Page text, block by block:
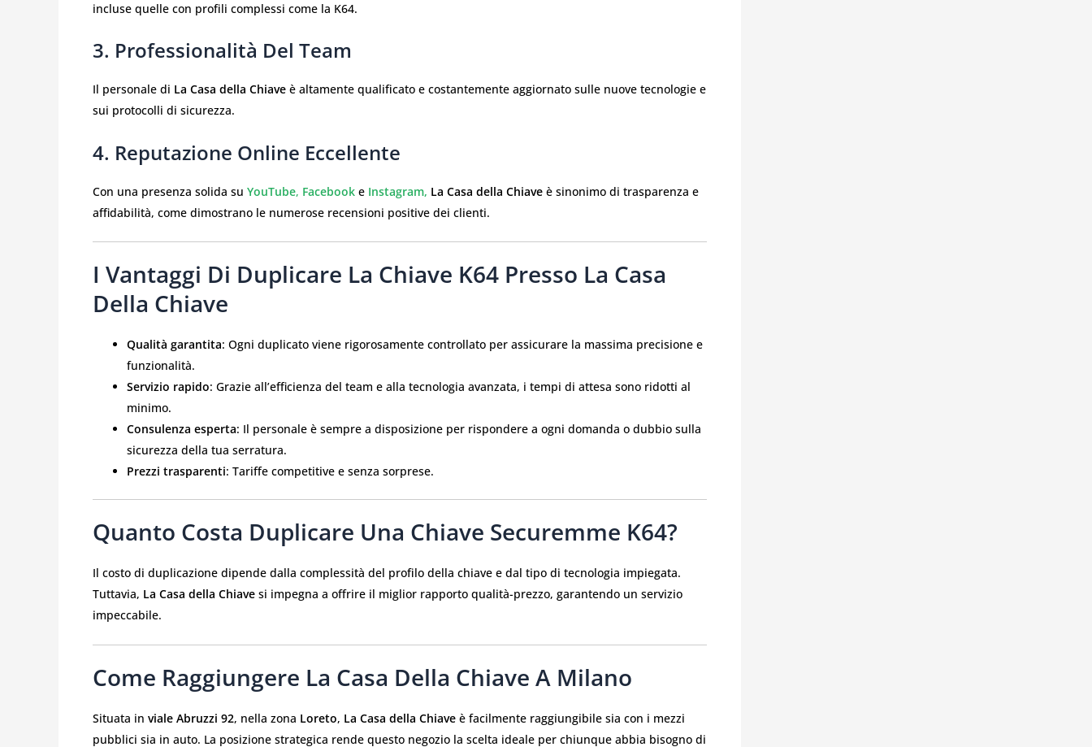
incluse quelle con profili complessi come la K64.
3. Professionalità Del Team
Il personale di La Casa della Chiave è altamente qualificato e costantemente aggiornato sulle nuove tecnologie e
sui protocolli di sicurezza.
4. Reputazione Online Eccellente
Con una presenza solida su YouTube, Facebook e Instagram, La Casa della Chiave è sinonimo di trasparenza e
affidabilità, come dimostrano le numerose recensioni positive dei clienti.
I Vantaggi Di Duplicare La Chiave K64 Presso La Casa
Della Chiave
Qualità garantita: Ogni duplicato viene rigorosamente controllato per assicurare la massima precisione e
funzionalità.
Servizio rapido: Grazie all’efficienza del team e alla tecnologia avanzata, i tempi di attesa sono ridotti al
minimo.
Consulenza esperta: Il personale è sempre a disposizione per rispondere a ogni domanda o dubbio sulla
sicurezza della tua serratura.
Prezzi trasparenti: Tariffe competitive e senza sorprese.
Quanto Costa Duplicare Una Chiave Securemme K64?
Il costo di duplicazione dipende dalla complessità del profilo della chiave e dal tipo di tecnologia impiegata.
Tuttavia, La Casa della Chiave si impegna a offrire il miglior rapporto qualità-prezzo, garantendo un servizio
impeccabile.
Come Raggiungere La Casa Della Chiave A Milano
Situata in viale Abruzzi 92, nella zona Loreto, La Casa della Chiave è facilmente raggiungibile sia con i mezzi
pubblici sia in auto. La posizione strategica rende questo negozio la scelta ideale per chiunque abbia bisogno di